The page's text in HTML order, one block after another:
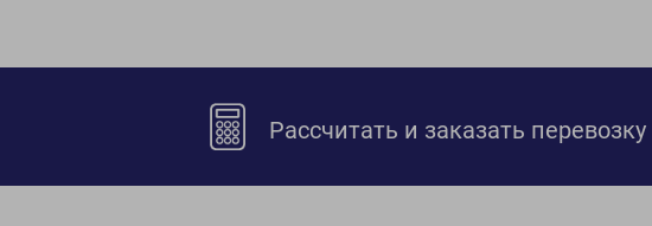
Рассчитать и заказать перевозку